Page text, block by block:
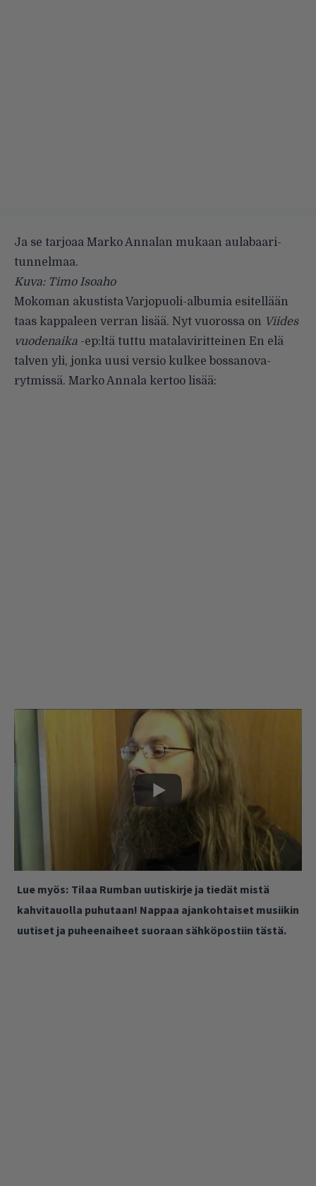
Ja se tarjoaa Marko Annalan mukaan aulabaari-
tunnelmaa.
Kuva: Timo Isoaho
Mokoman akustista Varjopuoli-albumia esitellään
taas kappaleen verran lisää. Nyt vuorossa on Viides
vuodenaika -ep:ltä tuttu matalaviritteinen En elä
talven yli, jonka uusi versio kulkee bossanova-
rytmissä. Marko Annala kertoo lisää:
Lue myös: Tilaa Rumban uutiskirje ja tiedät mistä
kahvitauolla puhutaan! Nappaa ajankohtaiset musiikin
uutiset ja puheenaiheet suoraan sähköpostiin tästä.